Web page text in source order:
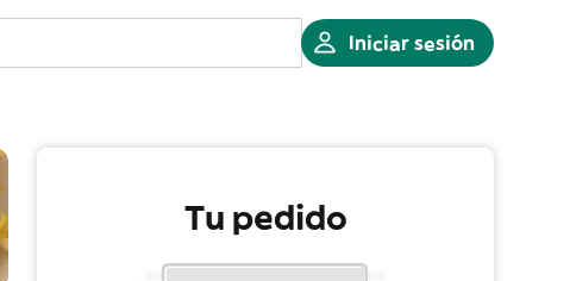
Iniciar sesión
Tu pedido